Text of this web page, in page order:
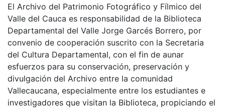
El Archivo del Patrimonio Fotográfico y Fílmico del
Valle del Cauca es responsabilidad de la Biblioteca
Departamental del Valle Jorge Garcés Borrero, por
convenio de cooperación suscrito con la Secretaria
del Cultura Departamental, con el fin de aunar
esfuerzos para su conservación, preservación y
divulgación del Archivo entre la comunidad
Vallecaucana, especialmente entre los estudiantes e
investigadores que visitan la Biblioteca, propiciando el